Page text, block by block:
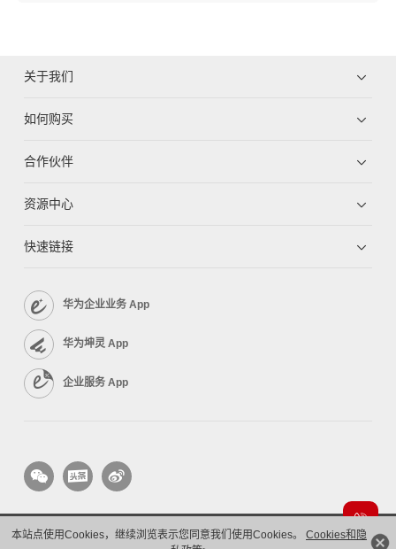
本站点使用Cookies，继续浏览表示您同意我们使用Cookies。 Cookies和隐
关于我们
如何购买
合作伙伴
资源中心
快速链接
华为企业业务 App
华为坤灵 App
企业服务 App
版权所有 © 华为技术有限公司 1998-2026。 保留一切权利。粤A2-20044005号